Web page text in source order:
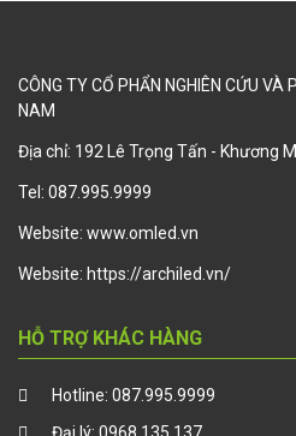
CÔNG TY CỔ PHẨN NGHIÊN CỨU VÀ
NAM
Địa chỉ: 192 Lê Trọng Tấn - Khương
Tel: 087.995.9999
Website: www.omled.vn
Website: https://archiled.vn/
HỖ TRỢ KHÁC HÀNG
Hotline: 087.995.9999